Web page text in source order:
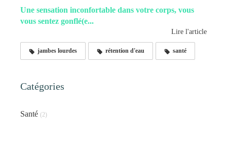
Une sensation inconfortable dans votre corps, vous
vous sentez gonflé(e...
Lire l'article
jambes lourdes rétention d'eau santé
Catégories
Santé (2)